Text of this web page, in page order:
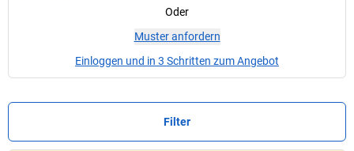
Oder
Muster anfordern
Einloggen und in 3 Schritten zum Angebot
Filter